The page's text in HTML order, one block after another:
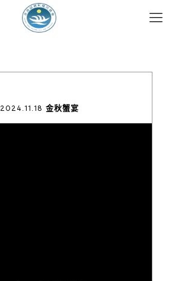
2024.11.18 金秋蟹宴